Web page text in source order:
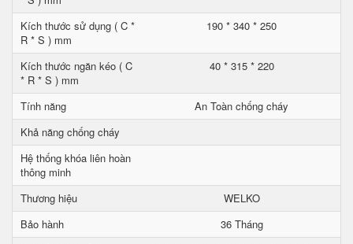
Kích thước sử dụng ( C *
R * S ) mm
190 * 340 * 250
Kích thước ngăn kéo ( C
* R * S ) mm
40 * 315 * 220
Tính năng
An Toàn chống cháy
Khả năng chống cháy
Hệ thống khóa liên hoàn
thông minh
Thương hiệu
WELKO
Bảo hành
36 Tháng